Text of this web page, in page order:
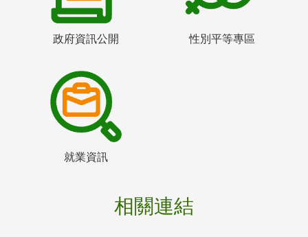
政府資訊公開 性別平等專區
就業資訊
相關連結